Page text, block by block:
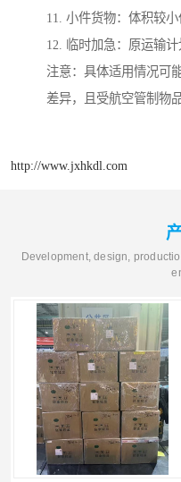
11. 小件货物：体积较
12. 临时加急：原运输
注意：具体适用情况可
差异，且受航空管制物
http://www.jxhkdl.com
Development, design,